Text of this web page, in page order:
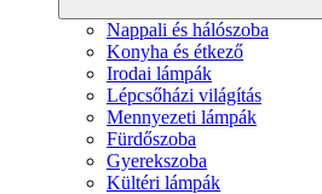
Nappali és hálószoba
Konyha és étkező
Irodai lámpák
Lépcsőházi világítás
Mennyezeti lámpák
Fürdőszoba
Gyerekszoba
Kültéri lámpák